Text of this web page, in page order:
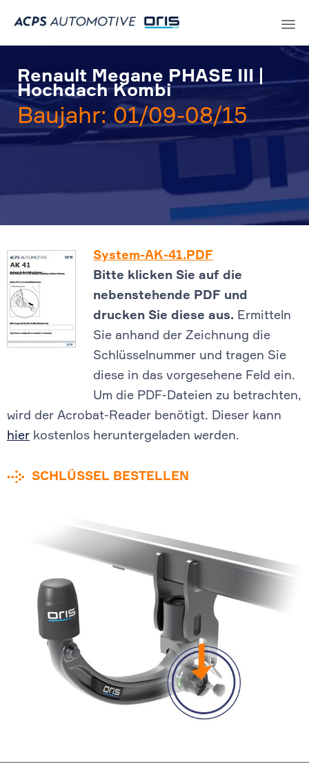
Renault Megane PHASE III |
Hochdach Kombi
Baujahr: 01/09-08/15
System-AK-41.PDF
Bitte klicken Sie auf die
nebenstehende PDF und
drucken Sie diese aus. Ermitteln
Sie anhand der Zeichnung die
Schlüsselnummer und tragen Sie
diese in das vorgesehene Feld ein.
Um die PDF-Dateien zu betrachten,
wird der Acrobat-Reader benötigt. Dieser kann
hier kostenlos heruntergeladen werden.
SCHLÜSSEL BESTELLEN